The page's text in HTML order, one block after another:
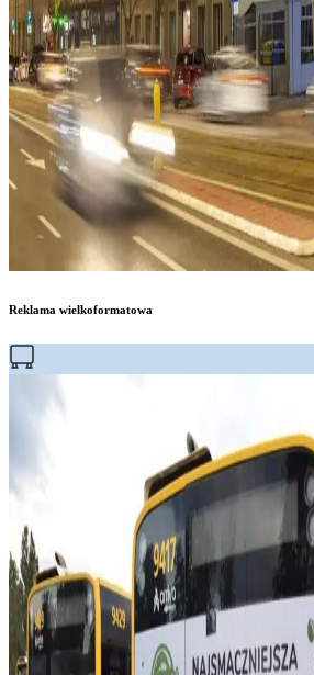
Reklama wielkoformatowa